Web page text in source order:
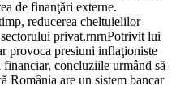
de finanţări externe.
reducerea cheltuielilor
sectorului privat.rnrnPotrivit lui
provoca presiuni inflaţioniste
concluziile urmând să
România are un sistem bancar